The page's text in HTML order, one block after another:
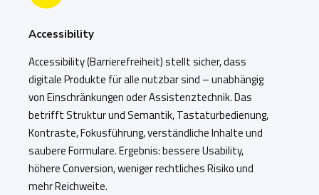
Accessibility
Accessibility (Barrierefreiheit) stellt sicher, dass
digitale Produkte für alle nutzbar sind – unabhängig
von Einschränkungen oder Assistenztechnik. Das
betrifft Struktur und Semantik, Tastaturbedienung,
Kontraste, Fokusführung, verständliche Inhalte und
saubere Formulare. Ergebnis: bessere Usability,
höhere Conversion, weniger rechtliches Risiko und
mehr Reichweite.